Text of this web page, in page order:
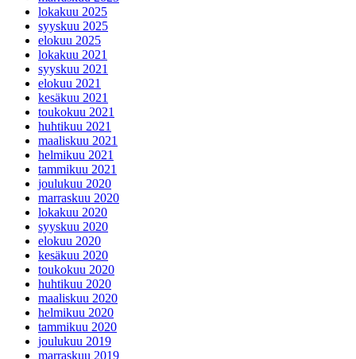
lokakuu 2025
syyskuu 2025
elokuu 2025
lokakuu 2021
syyskuu 2021
elokuu 2021
kesäkuu 2021
toukokuu 2021
huhtikuu 2021
maaliskuu 2021
helmikuu 2021
tammikuu 2021
joulukuu 2020
marraskuu 2020
lokakuu 2020
syyskuu 2020
elokuu 2020
kesäkuu 2020
toukokuu 2020
huhtikuu 2020
maaliskuu 2020
helmikuu 2020
tammikuu 2020
joulukuu 2019
marraskuu 2019